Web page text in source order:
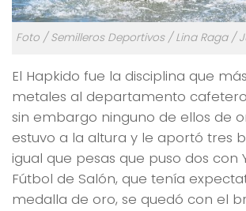
Foto / Semilleros Deportivos / Lina Raga /
El Hapkido fue la disciplina que
metales al departamento
sin embargo ninguno de ellos de
estuvo a la altura y le aportó tres
igual que pesas que puso dos con
Fútbol de Salón, que tenía
medalla de oro, se quedó con el